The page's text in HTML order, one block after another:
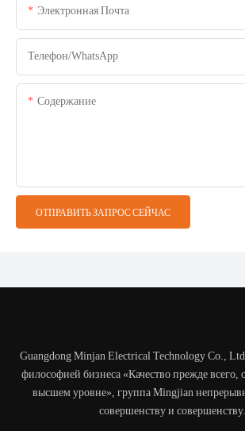
Электронная Почта
Телефон/WhatsApp
Содержание
ОТПРАВИТЬ ЗАПРОС СЕЙЧАС
Guangdong Minjan Electrical Technology Co.,
философией бизнеса «Качество прежде всего,
высшем уровне», группа Mingjian
совершенству и совершенству.